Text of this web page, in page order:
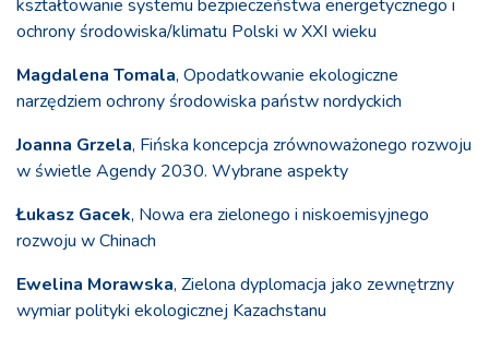
kształtowanie systemu bezpieczeństwa energetycznego i
ochrony środowiska/klimatu Polski w XXI wieku
Magdalena Tomala, Opodatkowanie ekologiczne
narzędziem ochrony środowiska państw nordyckich
Joanna Grzela, Fińska koncepcja zrównoważonego rozwoju
w świetle Agendy 2030. Wybrane aspekty
Łukasz Gacek, Nowa era zielonego i niskoemisyjnego
rozwoju w Chinach
Ewelina Morawska, Zielona dyplomacja jako zewnętrzny
wymiar polityki ekologicznej Kazachstanu